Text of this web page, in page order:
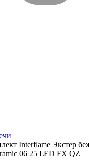
Interflame Экстер
06 25 LED FX QZ